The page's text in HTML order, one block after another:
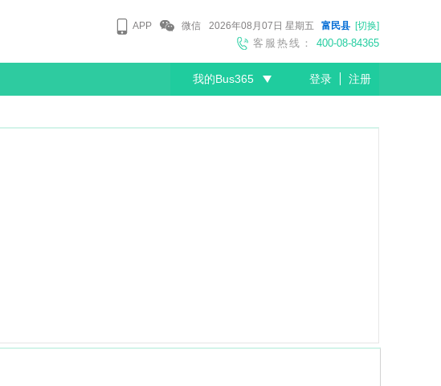
APP 微信 2026年08月07日 星期五 富民县 [切换]
客服热线： 400-08-84365
我的Bus365 登录 注册